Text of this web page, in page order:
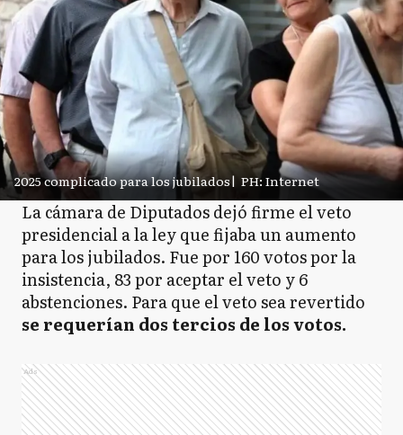
2025 complicado para los jubilados| PH: Internet
La cámara de Diputados dejó firme el veto
presidencial a la ley que fijaba un aumento
para los jubilados. Fue por 160 votos por la
insistencia, 83 por aceptar el veto y 6
abstenciones. Para que el veto sea revertido
se requerían dos tercios de los votos.
Ads